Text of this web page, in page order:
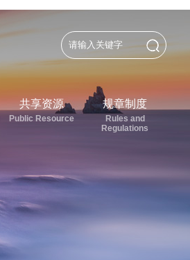
共享资源
Public Resource
规章制度
Rules and
Regulations